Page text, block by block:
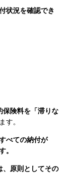
状況を確認でき
保険料を「滞りな
す。
べての納付が
。
、原則としてその